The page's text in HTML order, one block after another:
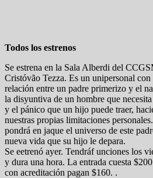
Todos los estrenos
Se estrena en la Sala Alberdi del
Cristóvão Tezza. Es un unipersonal
relación entre un padre primerizo y el
la disyuntiva de un hombre que
y el pánico que un hijo puede traer,
nuestras propias limitaciones
pondrá en jaque el universo de este
nueva vida que su hijo le depara.
Se eetrenó ayer. Tendráf unciones los
y dura una hora. La entrada cuesta
con acreditación pagan $160. .